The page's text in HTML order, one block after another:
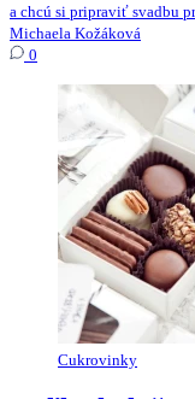
a chcú si pripraviť svadbu
Michaela Kožáková
0
Cukrovinky